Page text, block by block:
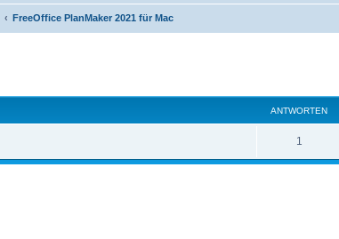
FreeOffice PlanMaker 2021 für Mac
ANTWORTEN
1
n